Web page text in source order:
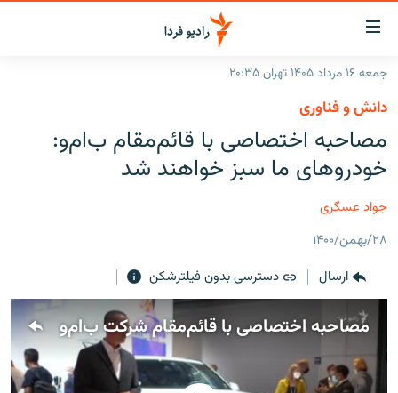
لینک‌های
قابلیت
دسترسی
بازگشت
منوی
اصلی
رفتن
صفحه
جهان
فرکانس‌ها
پادکست
چندرسانه‌ای
گزارش‌های تصویری
گزارش‌های ویدئویی
زنان فردا
English
به ما بپیوندید
جمعه ۱۶ مرداد ۱۴۰۵ تهران ۲۰:۳۵
دانش و فناوری
مصاحبه اختصاصی با قائم‌مقام ب‌ام‌و:
خودروهای ما سبز خواهند شد
جواد عسگری
۲۸/بهمن/۱۴۰۰
ارسال
دسترسی بدون فیلترشکن
مصاحبه اختصاصی با قائم‌مقام شرکت ب‌ام‌و